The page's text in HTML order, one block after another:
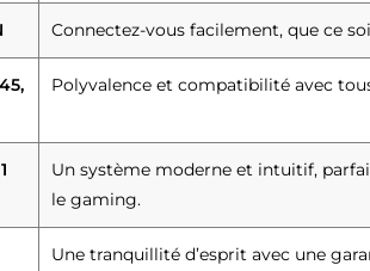
Connectez-vous facilement, que ce
Polyvalence et compatibilité avec
Un système moderne et intuitif,
le gaming.
Une tranquillité d’esprit avec une